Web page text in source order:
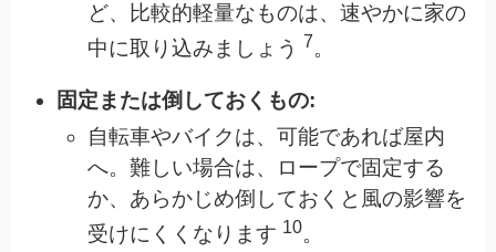
ど、比較的軽量なものは、速やかに家の
中に取り込みましょう 7。
固定または倒しておくもの:
自転車やバイクは、可能であれば屋内
へ。難しい場合は、ロープで固定する
か、あらかじめ倒しておくと風の影響を
受けにくくなります 10。